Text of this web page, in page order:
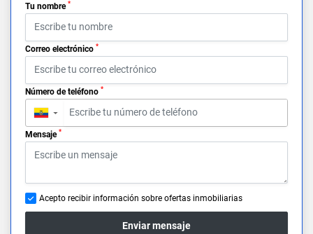
Tu nombre *
Correo electrónico *
Número de teléfono *
▼
Mensaje *
Acepto recibir información sobre ofertas inmobiliarias
Enviar mensaje